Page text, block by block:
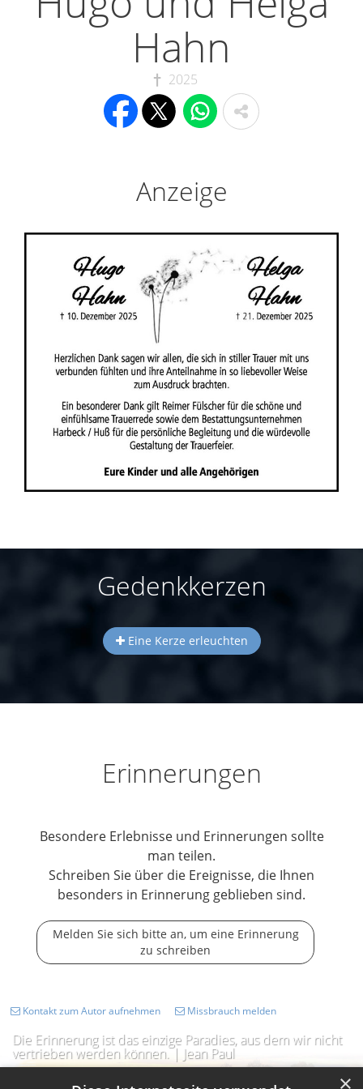
Hahn
2025
Anzeige
Gedenkkerzen
Eine Kerze erleuchten
Erinnerungen
Besondere Erlebnisse und Erinnerungen sollte
man teilen.
Schreiben Sie über die Ereignisse, die Ihnen
besonders in Erinnerung geblieben sind.
Melden Sie sich bitte an, um eine Erinnerung
zu schreiben
Die Erinnerung ist das einzige Paradies, aus dem wir nicht
vertrieben werden können. | Jean Paul
Kontakt zum Autor aufnehmen Missbrauch melden
×